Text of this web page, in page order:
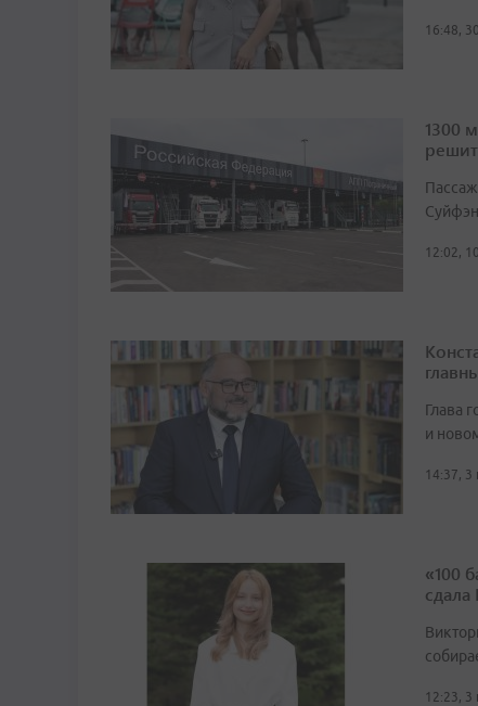
16:48,
1300
12:02,
Глава
и
14:37,
«100
12:23,